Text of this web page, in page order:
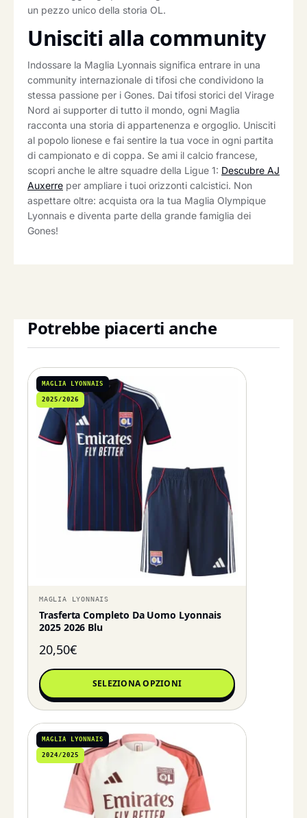
un pezzo unico della storia OL.
Unisciti alla community
Indossare la Maglia Lyonnais significa entrare in una
community internazionale di tifosi che condividono la
stessa passione per i Gones. Dai tifosi storici del Virage
Nord ai supporter di tutto il mondo, ogni Maglia
racconta una storia di appartenenza e orgoglio. Unisciti
al popolo lionese e fai sentire la tua voce in ogni partita
di campionato e di coppa. Se ami il calcio francese,
scopri anche le altre squadre della Ligue 1: Descubre AJ
Auxerre per ampliare i tuoi orizzonti calcistici. Non
aspettare oltre: acquista ora la tua Maglia Olympique
Lyonnais e diventa parte della grande famiglia dei
Gones!
Potrebbe piacerti anche
MAGLIA LYONNAIS
2025/2026
MAGLIA LYONNAIS
Trasferta Completo Da Uomo Lyonnais
2025 2026 Blu
20,50€
SELEZIONA OPZIONI
MAGLIA LYONNAIS
2024/2025